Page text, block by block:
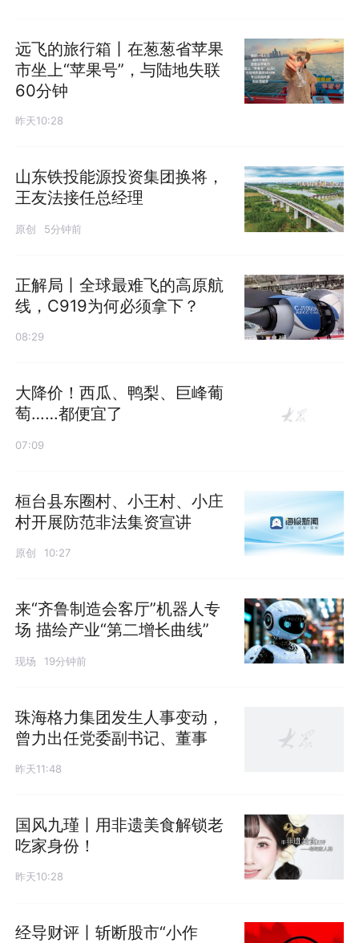
远飞的旅行箱丨在葱葱省苹果
市坐上“苹果号”，与陆地失联
60分钟
昨天10:28
山东铁投能源投资集团换将，
王友法接任总经理
原创 5分钟前
正解局丨全球最难飞的高原航
线，C919为何必须拿下？
08:29
大降价！西瓜、鸭梨、巨峰葡
萄……都便宜了
07:09
桓台县东圈村、小王村、小庄
村开展防范非法集资宣讲
原创 10:27
来“齐鲁制造会客厅”机器人专
场 描绘产业“第二增长曲线”
现场 19分钟前
珠海格力集团发生人事变动，
曾力出任党委副书记、董事
昨天11:48
国风九瑾丨用非遗美食解锁老
吃家身份！
昨天10:28
经导财评丨斩断股市“小作